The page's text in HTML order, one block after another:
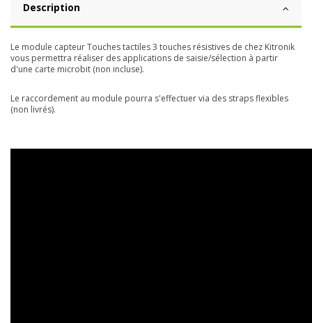
Description
Le module capteur Touches tactiles 3 touches résistives de chez Kitronik
vous permettra réaliser des applications de saisie/sélection à partir
d'une carte microbit (non incluse).
Le raccordement au module pourra s'effectuer via des straps flexibles
(non livrés).